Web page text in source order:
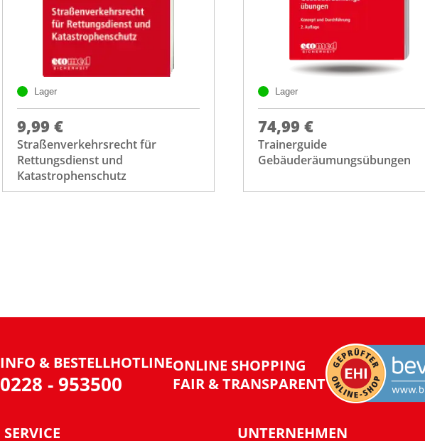
Lager
9,99 €
Straßenverkehrsrecht für
Rettungsdienst und
Katastrophenschutz
Lager
74,99 €
Trainerguide
Gebäuderäumungsübungen
INFO & BESTELLHOTLINE
0228 - 953500
ONLINE SHOPPING
FAIR & TRANSPARENT
SERVICE UNTERNEHMEN